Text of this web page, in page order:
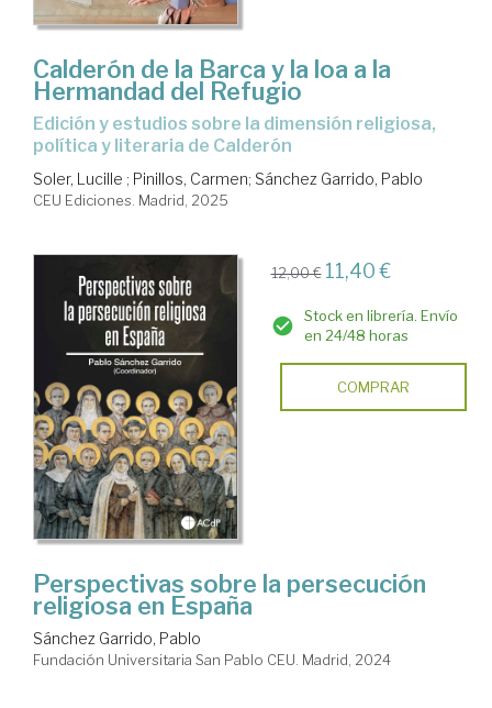
Calderón de la Barca y la loa a la
Hermandad del Refugio
Edición y estudios sobre la dimensión religiosa,
política y literaria de Calderón
Soler, Lucille ; Pinillos, Carmen; Sánchez Garrido, Pablo
CEU Ediciones. Madrid, 2025
12,00 € 11,40 €
Stock en librería. Envío
en 24/48 horas
COMPRAR
Perspectivas sobre la persecución
religiosa en España
Sánchez Garrido, Pablo
Fundación Universitaria San Pablo CEU. Madrid, 2024